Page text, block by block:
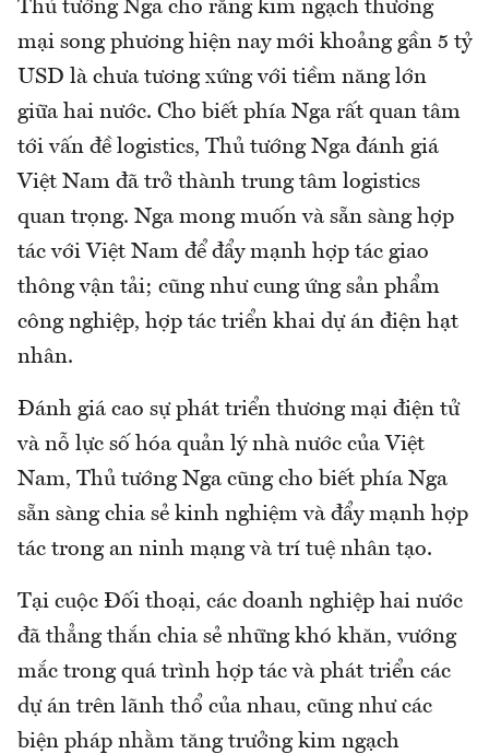
Thủ tướng Nga cho rằng kim ngạch thương
mại song phương hiện nay mới khoảng gần 5 tỷ
USD là chưa tương xứng với tiềm năng lớn
giữa hai nước. Cho biết phía Nga rất quan tâm
tới vấn đề logistics, Thủ tướng Nga đánh giá
Việt Nam đã trở thành trung tâm logistics
quan trọng. Nga mong muốn và sẵn sàng hợp
tác với Việt Nam để đẩy mạnh hợp tác giao
thông vận tải; cũng như cung ứng sản phẩm
công nghiệp, hợp tác triển khai dự án điện hạt
nhân.
Đánh giá cao sự phát triển thương mại điện tử
và nỗ lực số hóa quản lý nhà nước của Việt
Nam, Thủ tướng Nga cũng cho biết phía Nga
sẵn sàng chia sẻ kinh nghiệm và đẩy mạnh hợp
tác trong an ninh mạng và trí tuệ nhân tạo.
Tại cuộc Đối thoại, các doanh nghiệp hai nước
đã thẳng thắn chia sẻ những khó khăn, vướng
mắc trong quá trình hợp tác và phát triển các
dự án trên lãnh thổ của nhau, cũng như các
biện pháp nhằm tăng trưởng kim ngạch